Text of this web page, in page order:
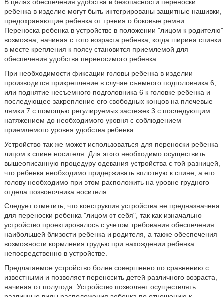
В целях обеспечения удобства и безопасности переноски
ребенка в изделие могут быть интегрированы защитные нашивки,
предохраняющие ребенка от трения о боковые ремни.
Переноска ребенка в устройстве в положении "лицом к родителю"
возможна, начиная с того возраста ребенка, когда ширина спинки
в месте крепления к поясу становится приемлемой для
обеспечения удобства переносимого ребенка.
При необходимости фиксации головы ребенка в изделии
производится прикрепление в случае съемного подголовника 6,
или поднятие несъемного подголовника 6 к головке ребенка и
последующее закрепление его свободных концов на плечевые
лямки 7 с помощью регулируемых застежек 3 с последующим
натяжением до необходимого уровня с соблюдением
приемлемого уровня удобства ребенка.
Устройство так же может использоваться для переноски ребенка
лицом к спине носителя. Для этого необходимо осуществить
вышеописанную процедуру одевания устройства с той разницей,
что ребенка необходимо придерживать вплотную к спине, а его
голову необходимо при этом расположить на уровне грудного
отдела позвоночника носителя.
Следует отметить, что конструкция устройства не предназначена
для переноски ребенка "лицом от себя", так как изначально
устройство проектировалось с учетом требования обеспечения
наибольшей близости ребенка и родителя, а также обеспечения
возможности кормления грудью при нахождении ребенка
непосредственно в устройстве.
Предлагаемое устройство более совершенно по сравнению с
известными и позволяет переносить детей различного возраста,
начиная от полугода. Устройство позволяет осуществлять